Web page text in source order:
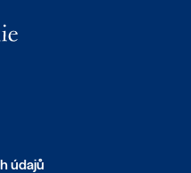
údajů